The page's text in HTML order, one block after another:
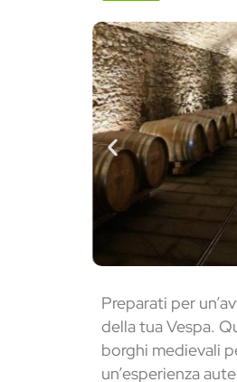
Preparati per
della tua Vespa.
borghi medievali
un’esperienza